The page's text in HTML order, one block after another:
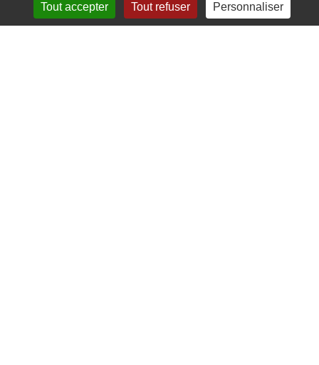
Tout accepter
Tout refuser Personnaliser